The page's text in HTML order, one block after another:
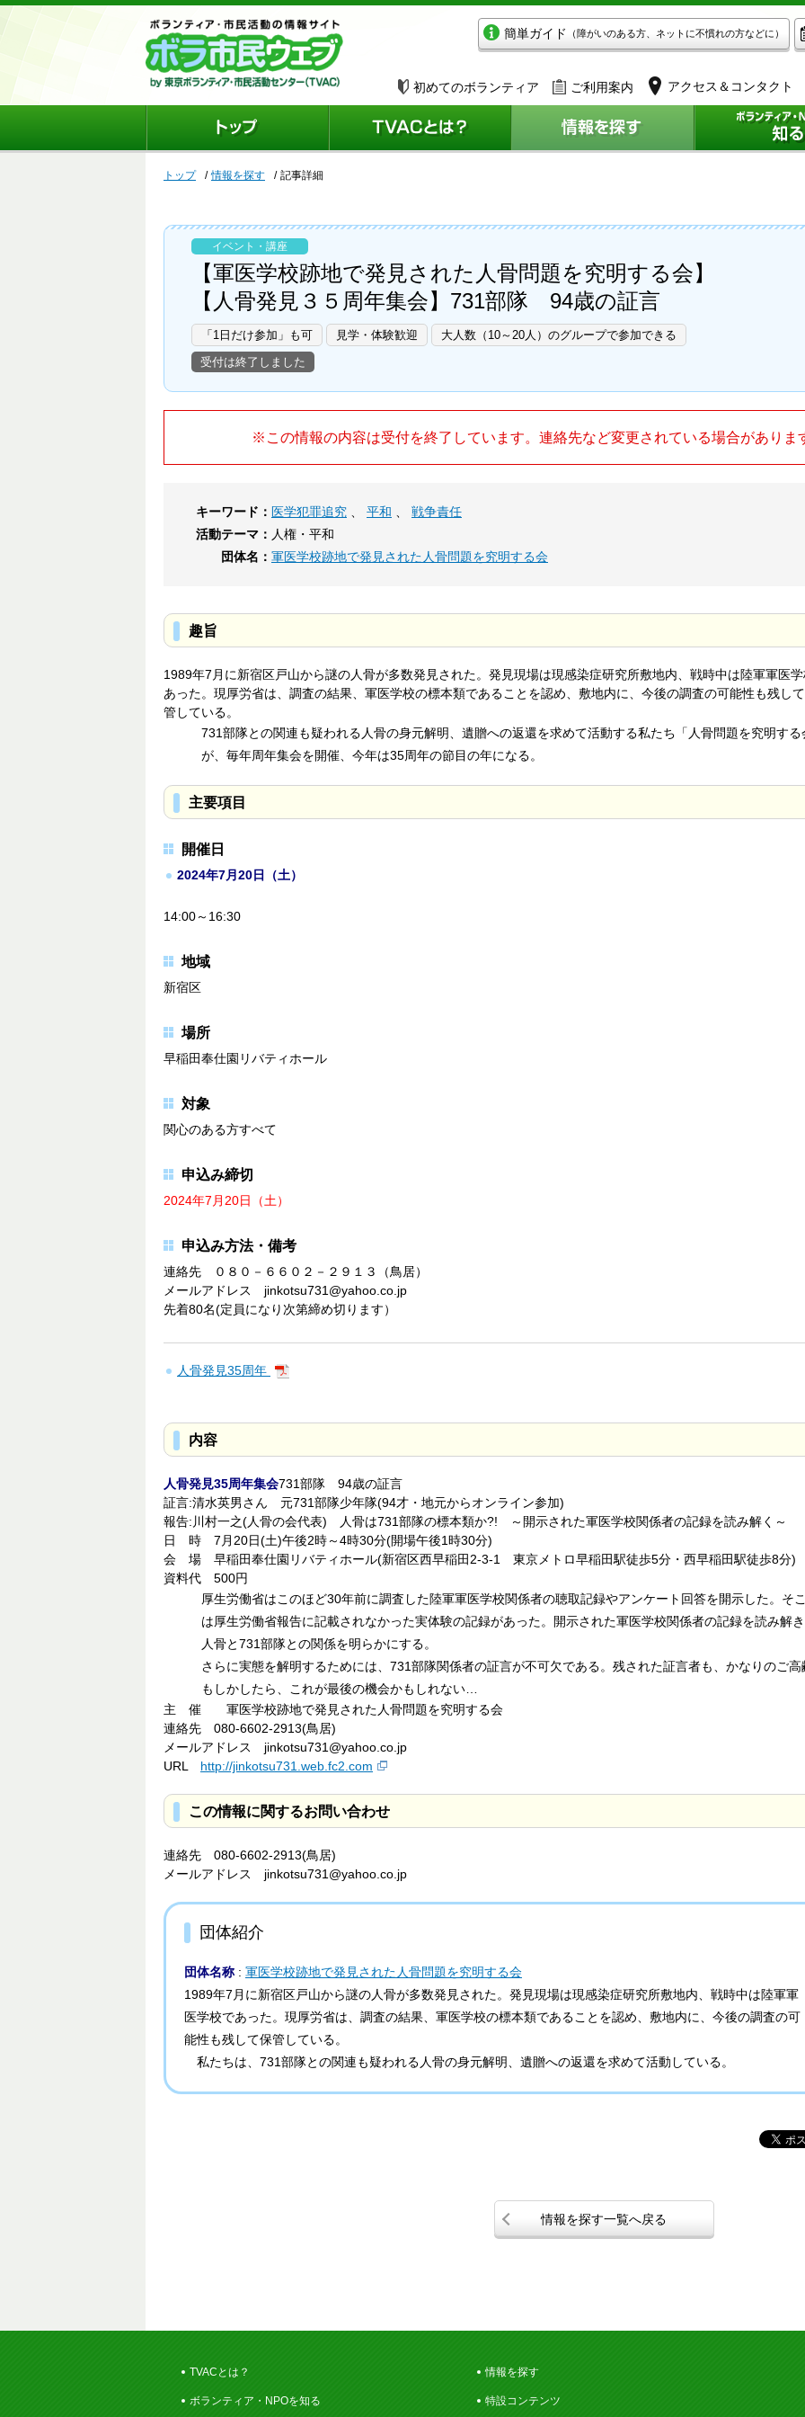
簡単ガイド （障がいのある方、ネットに不慣れの方などに）
初めてのボランティア ご利用案内 アクセス＆コンタクト
トップ 情報を探す 記事詳細
イベント・講座
【軍医学校跡地で発見された人骨問題を究明する会】
【人骨発見３５周年集会】731部隊 94歳の証言
「1日だけ参加」も可 見学・体験歓迎
大人数（10～20人）のグループで参加できる
受付は終了しました
※この情報の内容は受付を終了しています。連絡先など変更されている場合がありま
キーワード： 医学犯罪追究 平和
戦争責任
活動テーマ： 人権・平和
団体名： 軍医学校跡地で発見された人骨問題を究明する会
趣旨
1989年7月に新宿区戸山から謎の人骨が多数発見された。発見現場は現感染症研究所敷地内、戦時中は陸軍軍医
あった。現厚労省は、調査の結果、軍医学校の標本類であることを認め、敷地内に、今後の調査の可能性も残し
管している。
731部隊との関連も疑われる人骨の身元解明、遺贈への返還を求めて活動する私たち「人骨問題を究明する
が、毎年周年集会を開催、今年は35周年の節目の年になる。
主要項目
開催日
2024年7月20日（土）
14:00～16:30
地域
新宿区
場所
早稲田奉仕園リバティホール
対象
関心のある方すべて
申込み締切
2024年7月20日（土）
申込み方法・備考
連絡先 ０８０－６６０２－２９１３（鳥居）
メールアドレス jinkotsu731@yahoo.co.jp
先着80名(定員になり次第締め切ります）
人骨発見35周年
内容
人骨発見35周年集会731部隊 94歳の証言
証言:清水英男さん 元731部隊少年隊(94才・地元からオンライン参加)
報告:川村一之(人骨の会代表) 人骨は731部隊の標本類か?! ～開示された軍医学校関係者の記録を読み解く～
日 時 7月20日(土)午後2時～4時30分(開場午後1時30分)
会 場 早稲田奉仕園リバティホール(新宿区西早稲田2-3-1 東京メトロ早稲田駅徒歩5分・西早稲田駅徒歩8分)
資料代 500円
厚生労働省はこのほど30年前に調査した陸軍軍医学校関係者の聴取記録やアンケート回答を開示した。そ
は厚生労働省報告に記載されなかった実体験の記録があった。開示された軍医学校関係者の記録を読み解
人骨と731部隊との関係を明らかにする。
さらに実態を解明するためには、731部隊関係者の証言が不可欠である。残された証言者も、かなりのご高
もしかしたら、これが最後の機会かもしれない…
主 催 軍医学校跡地で発見された人骨問題を究明する会
連絡先 080-6602-2913(鳥居)
メールアドレス jinkotsu731@yahoo.co.jp
URL http://jinkotsu731.web.fc2.com
この情報に関するお問い合わせ
連絡先 080-6602-2913(鳥居)
メールアドレス jinkotsu731@yahoo.co.jp
団体紹介
団体名称 : 軍医学校跡地で発見された人骨問題を究明する会
1989年7月に新宿区戸山から謎の人骨が多数発見された。発見現場は現感染症研究所敷地内、戦時中は陸軍軍
医学校であった。現厚労省は、調査の結果、軍医学校の標本類であることを認め、敷地内に、今後の調査の可
能性も残して保管している。
私たちは、731部隊との関連も疑われる人骨の身元解明、遺贈への返還を求めて活動している。
情報を探す一覧へ戻る
TVACとは？ 情報を探す
ボランティア・NPOを知る 特設コンテンツ